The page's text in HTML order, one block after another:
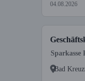
04.08.2026
Sparkasse
Bad